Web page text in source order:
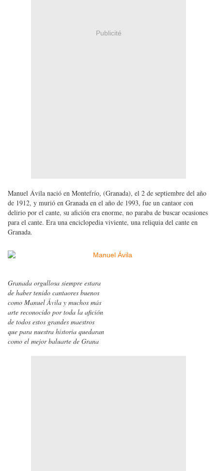
Publicité
Manuel Ávila nació en Montefrío, (Granada), el 2 de septiembre del año
de 1912, y murió en Granada en el año de 1993, fue un cantaor con
delirio por el cante, su afición era enorme, no paraba de buscar ocasiones
para el cante. Era una enciclopedia viviente, una reliquia del cante en
Granada.
Granada orgullosa siempre estara
de haber tenido cantaores buenos
como Manuel Ávila y muchos más
arte reconocido por toda la afición
de todos estos grandes maestros
que para nuestra historia quedaran
como el mejor baluarte de Grana